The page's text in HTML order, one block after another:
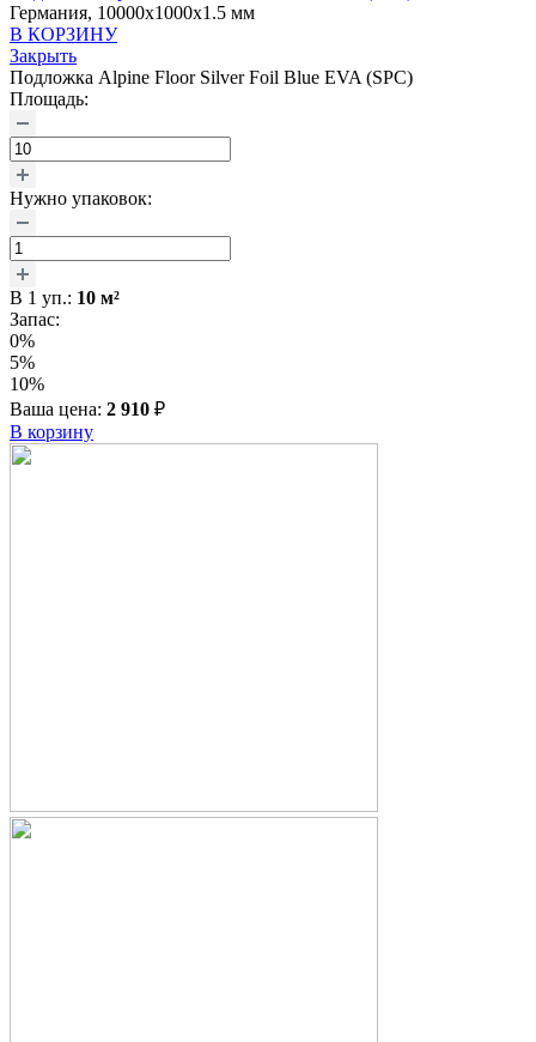
Германия, 10000x1000x1.5 мм
В КОРЗИНУ
Закрыть
Подложка Alpine Floor Silver Foil Blue EVA (SPC)
Площадь:
Нужно упаковок:
В 1 уп.: 10 м²
Запас:
0%
5%
10%
Ваша цена: 2 910 ₽
В корзину